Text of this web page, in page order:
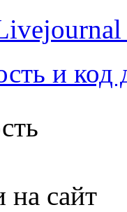
и код
на сайт